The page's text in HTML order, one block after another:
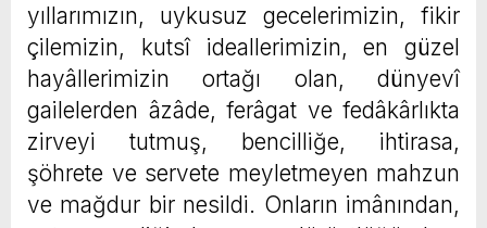
yıllarımızın, uykusuz gecelerimizin, fikir
çilemizin, kutsî ideallerimizin, en güzel
hayâllerimizin ortağı olan, dünyevî
gailelerden âzâde, ferâgat ve fedâkârlıkta
zirveyi tutmuş, bencilliğe, ihtirasa,
şöhrete ve servete meyletmeyen mahzun
ve mağdur bir nesildi. Onların imânından,